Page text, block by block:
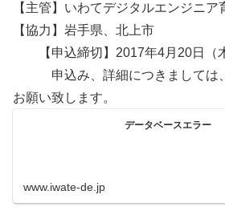
【主管】いわてデジタルエンジニア
【協力】岩手県、北上市
【申込締切】2017年4月20日（
申込み、詳細につきましては、
お願い致します。
データベースエラー
www.iwate-de.jp